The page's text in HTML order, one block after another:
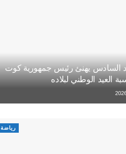
السادس يهنئ رئيس جمهورية كوت
العيد الوطني لبلاده
رياضة